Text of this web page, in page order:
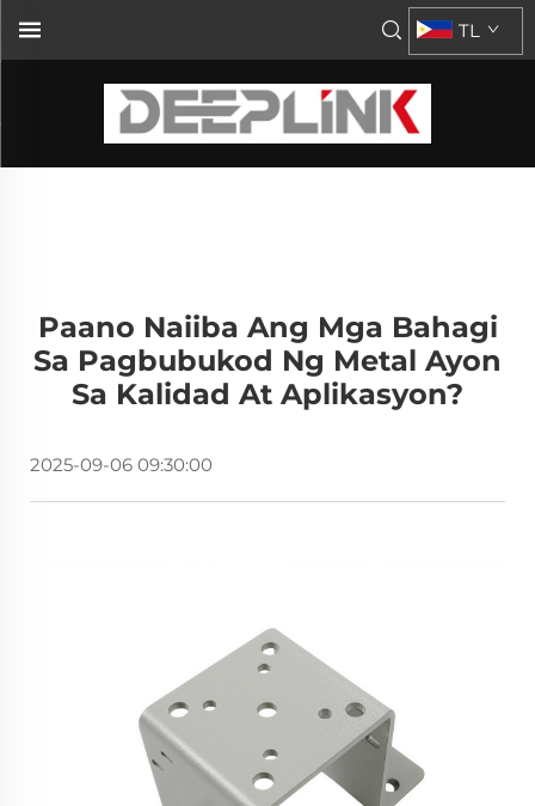
TL
Paano Naiiba Ang Mga Bahagi
Sa Pagbubukod Ng Metal Ayon
Sa Kalidad At Aplikasyon?
2025-09-06 09:30:00